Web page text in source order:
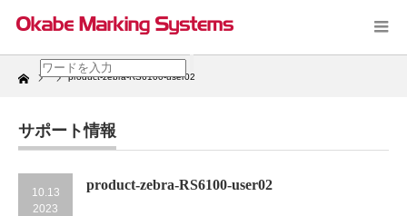
Home product-zebra-RS6100-user02
サポート情報
10.13
2023
product-zebra-RS6100-user02